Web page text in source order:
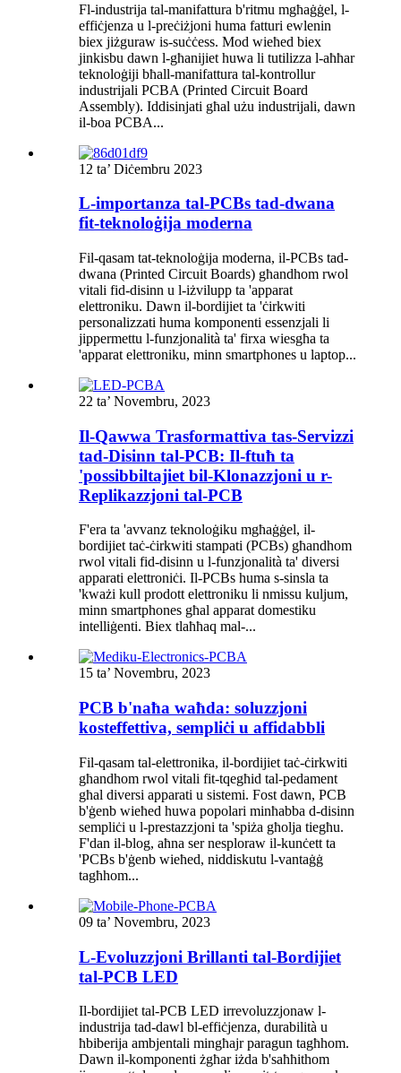
Fl-industrija tal-manifattura b'ritmu mgħaġġel, l-
effiċjenza u l-preċiżjoni huma fatturi ewlenin
biex jiżguraw is-suċċess. Mod wieħed biex
jinkisbu dawn l-għanijiet huwa li tutilizza l-aħħar
teknoloġiji bħall-manifattura tal-kontrollur
industrijali PCBA (Printed Circuit Board
Assembly). Iddisinjati għal użu industrijali, dawn
il-boa PCBA...
12 ta’ Diċembru 2023
L-importanza tal-PCBs tad-dwana
fit-teknoloġija moderna
Fil-qasam tat-teknoloġija moderna, il-PCBs tad-
dwana (Printed Circuit Boards) għandhom rwol
vitali fid-disinn u l-iżvilupp ta 'apparat
elettroniku. Dawn il-bordijiet ta 'ċirkwiti
personalizzati huma komponenti essenzjali li
jippermettu l-funzjonalità ta' firxa wiesgħa ta
'apparat elettroniku, minn smartphones u laptop...
22 ta’ Novembru, 2023
Il-Qawwa Trasformattiva tas-Servizzi
tad-Disinn tal-PCB: Il-ftuħ ta
'possibbiltajiet bil-Klonazzjoni u r-
Replikazzjoni tal-PCB
F'era ta 'avvanz teknoloġiku mgħaġġel, il-
bordijiet taċ-ċirkwiti stampati (PCBs) għandhom
rwol vitali fid-disinn u l-funzjonalità ta' diversi
apparati elettroniċi. Il-PCBs huma s-sinsla ta
'kważi kull prodott elettroniku li nmissu kuljum,
minn smartphones għal apparat domestiku
intelliġenti. Biex tlaħħaq mal-...
15 ta’ Novembru, 2023
PCB b'naħa waħda: soluzzjoni
kosteffettiva, sempliċi u affidabbli
Fil-qasam tal-elettronika, il-bordijiet taċ-ċirkwiti
għandhom rwol vitali fit-tqegħid tal-pedament
għal diversi apparati u sistemi. Fost dawn, PCB
b'ġenb wieħed huwa popolari minħabba d-disinn
sempliċi u l-prestazzjoni ta 'spiża għolja tiegħu.
F'dan il-blog, aħna ser nesploraw il-kunċett ta
'PCBs b'ġenb wieħed, niddiskutu l-vantaġġ
tagħhom...
09 ta’ Novembru, 2023
L-Evoluzzjoni Brillanti tal-Bordijiet
tal-PCB LED
Il-bordijiet tal-PCB LED irrevoluzzjonaw l-
industrija tad-dawl bl-effiċjenza, durabilità u
ħbiberija ambjentali mingħajr paragun tagħhom.
Dawn il-komponenti żgħar iżda b'saħħithom